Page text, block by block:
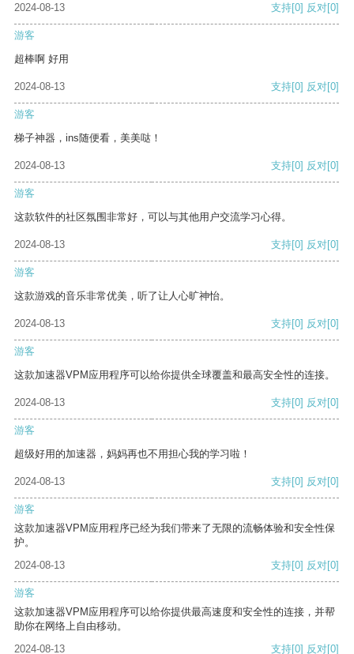
2024-08-13 支持[0] 反对[0]
游客
超棒啊 好用
2024-08-13 支持[0] 反对[0]
游客
梯子神器，ins随便看，美美哒！
2024-08-13 支持[0] 反对[0]
游客
这款软件的社区氛围非常好，可以与其他用户交流学习心得。
2024-08-13 支持[0] 反对[0]
游客
这款游戏的音乐非常优美，听了让人心旷神怡。
2024-08-13 支持[0] 反对[0]
游客
这款加速器VPM应用程序可以给你提供全球覆盖和最高安全性的连接。
2024-08-13 支持[0] 反对[0]
游客
超级好用的加速器，妈妈再也不用担心我的学习啦！
2024-08-13 支持[0] 反对[0]
游客
这款加速器VPM应用程序已经为我们带来了无限的流畅体验和安全性保
护。
2024-08-13
支持[0] 反对[0]
游客
这款加速器VPM应用程序可以给你提供最高速度和安全性的连接，并帮
助你在网络上自由移动。
2024-08-13
支持[0] 反对[0]